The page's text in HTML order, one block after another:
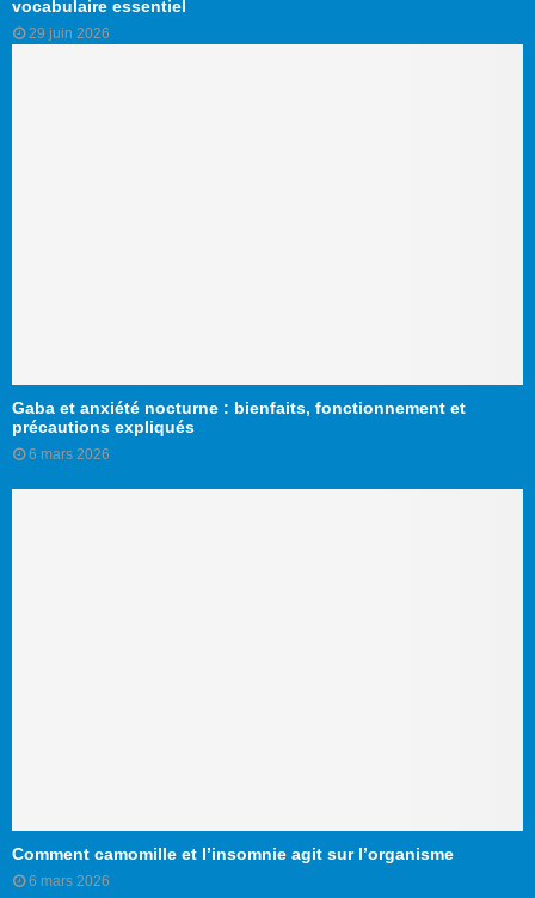
vocabulaire essentiel
29 juin 2026
Gaba et anxiété nocturne : bienfaits, fonctionnement et
précautions expliqués
6 mars 2026
Comment camomille et l’insomnie agit sur l’organisme
6 mars 2026